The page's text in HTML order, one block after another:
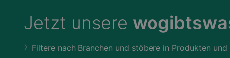
Jetzt unsere
Filtere nach Branchen und stöbere in Produkten